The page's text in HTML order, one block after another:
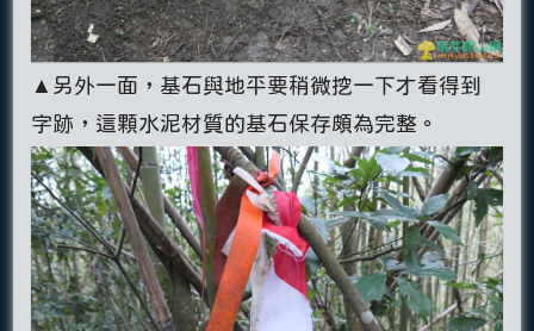
▲另外一面，基石與地平要稍微挖一下才看得到
字跡，這顆水泥材質的基石保存頗為完整。